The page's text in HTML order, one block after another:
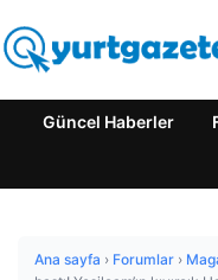
Güncel Haberler
Ana sayfa › Forumlar ›